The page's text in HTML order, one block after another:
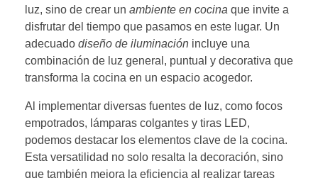
luz, sino de crear un ambiente en cocina que invite a
disfrutar del tiempo que pasamos en este lugar. Un
adecuado diseño de iluminación incluye una
combinación de luz general, puntual y decorativa que
transforma la cocina en un espacio acogedor.
Al implementar diversas fuentes de luz, como focos
empotrados, lámparas colgantes y tiras LED,
podemos destacar los elementos clave de la cocina.
Esta versatilidad no solo resalta la decoración, sino
que también mejora la eficiencia al realizar tareas